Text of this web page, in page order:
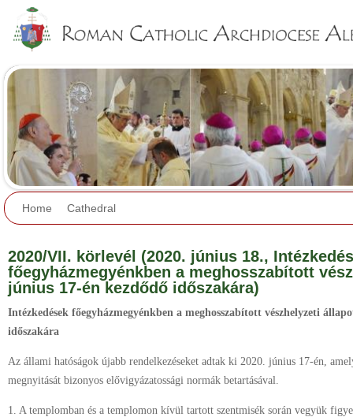
Home Cathedral
2020/VII. körlevél (2020. június 18.,
főegyházmegyénkben a meghosszabított
június 17-én kezdődő időszakára)
Intézkedések főegyházmegyénkben a meghosszabított vészhelyzeti
időszakára
Az állami hatóságok újabb rendelkezéseket adtak ki 2020. június 17-én,
megnyitását bizonyos elővigyázatossági normák betartásával.
1. A templomban és a templomon kívül tartott szentmisék során vegyük